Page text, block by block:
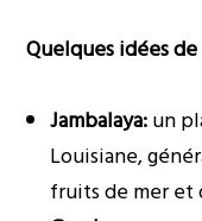
Quelques idées
Jambalaya:un
Louisiane,
fruits de mer et